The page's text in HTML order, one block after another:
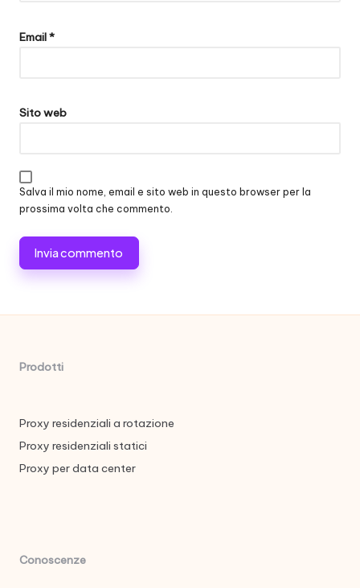
Email*
Sito web
Salva il mio nome, email e sito web in questo browser per la
prossima volta che commento.
Prodotti
Proxy residenziali a rotazione
Proxy residenziali statici
Proxy per data center
Conoscenze